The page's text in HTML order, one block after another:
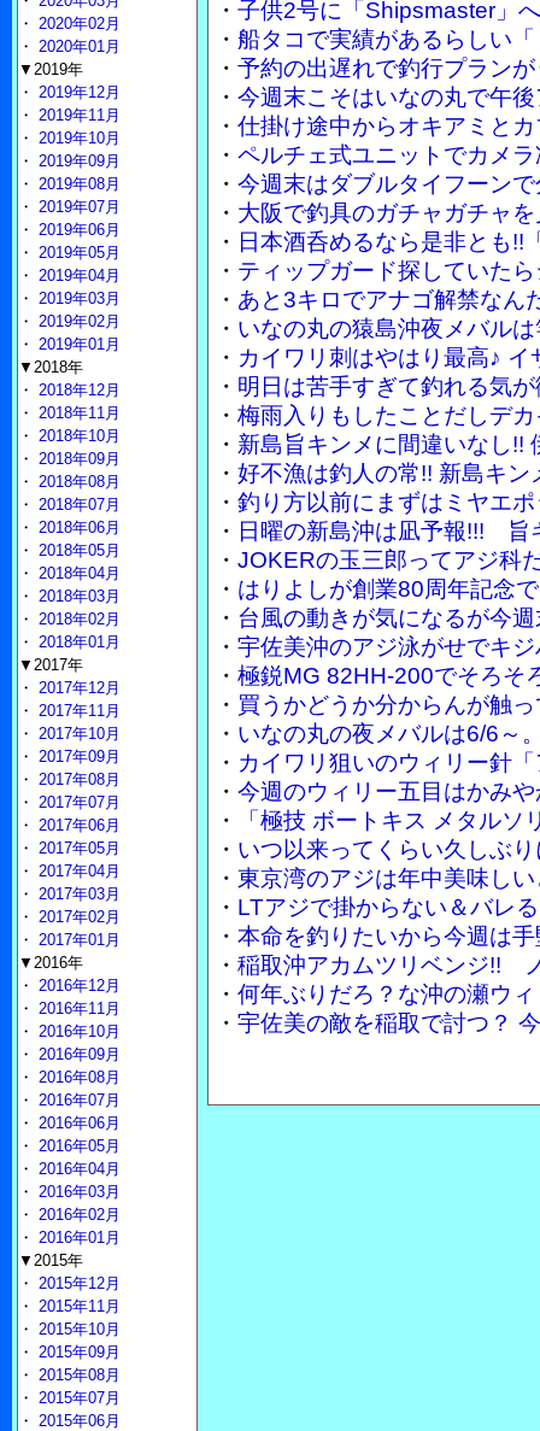
・ 子供2号に「Shipsmaster」
・ 船タコで実績があるらしい
・ 予約の出遅れで釣行プラン
・ 今週末こそはいなの丸で午
・ 仕掛け途中からオキアミと
・ ペルチェ式ユニットでカメ
・ 今週末はダブルタイフーン
・ 大阪で釣具のガチャガチャ
・ 日本酒呑めるなら是非とも!!
・ ティップガード探していた
・ あと3キロでアナゴ解禁なん
・ いなの丸の猿島沖夜メバル
・ カイワリ刺はやはり最高♪
・ 明日は苦手すぎて釣れる気
・ 梅雨入りもしたことだしデ
・ 新島旨キンメに間違いなし!!
・ 好不漁は釣人の常!! 新島キ
・ 釣り方以前にまずはミヤエ
・ 日曜の新島沖は凪予報!!! 旨
・ JOKERの玉三郎ってアジ科
・ はりよしが創業80周年記念
・ 台風の動きが気になるが今
・ 宇佐美沖のアジ泳がせでキ
・ 極鋭MG 82HH-200でそろそ
・ 買うかどうか分からんが触
・ いなの丸の夜メバルは6/6～
・ カイワリ狙いのウィリー針
・ 今週のウィリー五目はかみ
・
「極技 ボートキス メタル
・ いつ以来ってくらい久しぶ
・ 東京湾のアジは年中美味し
・ LTアジで掛からない＆バレ
・ 本命を釣りたいから今週は
・ 稲取沖アカムツリベンジ!!
・ 何年ぶりだろ？な沖の瀬ウ
・ 宇佐美の敵を稲取で討つ？
・ 2020年02月
・ 2020年01月
▼2019年
・ 2019年12月
・ 2019年11月
・ 2019年10月
・ 2019年09月
・ 2019年08月
・ 2019年07月
・ 2019年06月
・ 2019年05月
・ 2019年04月
・ 2019年03月
・ 2019年02月
・ 2019年01月
▼2018年
・ 2018年12月
・ 2018年11月
・ 2018年10月
・ 2018年09月
・ 2018年08月
・ 2018年07月
・ 2018年06月
・ 2018年05月
・ 2018年04月
・ 2018年03月
・ 2018年02月
・ 2018年01月
▼2017年
・ 2017年12月
・ 2017年11月
・ 2017年10月
・ 2017年09月
・ 2017年08月
・ 2017年07月
・ 2017年06月
・ 2017年05月
・ 2017年04月
・ 2017年03月
・ 2017年02月
・ 2017年01月
▼2016年
・ 2016年12月
・ 2016年11月
・ 2016年10月
・ 2016年09月
・ 2016年08月
・ 2016年07月
・ 2016年06月
・ 2016年05月
・ 2016年04月
・ 2016年03月
・ 2016年02月
・ 2016年01月
▼2015年
・ 2015年12月
・ 2015年11月
・ 2015年10月
・ 2015年09月
・ 2015年08月
・ 2015年07月
・ 2015年06月